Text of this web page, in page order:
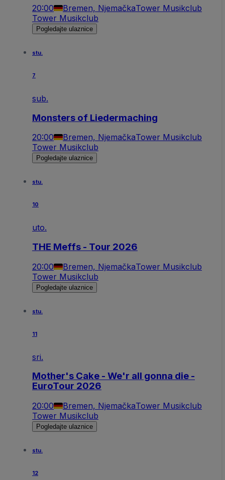
20:00 Bremen, NjemačkaTower Musikclub
Tower Musikclub
Pogledajte ulaznice
stu.
7
sub.
Monsters of Liedermaching
20:00 Bremen, NjemačkaTower Musikclub
Tower Musikclub
Pogledajte ulaznice
stu.
10
uto.
THE Meffs - Tour 2026
20:00 Bremen, NjemačkaTower Musikclub
Tower Musikclub
Pogledajte ulaznice
stu.
11
sri.
Mother's Cake - We'r all gonna die -
EuroTour 2026
20:00 Bremen, NjemačkaTower Musikclub
Tower Musikclub
Pogledajte ulaznice
stu.
12